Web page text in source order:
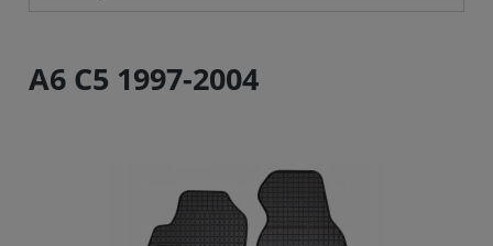
A6 C5 1997-2004